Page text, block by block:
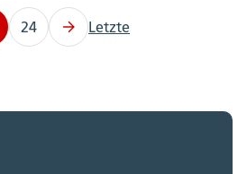
24 Letzte